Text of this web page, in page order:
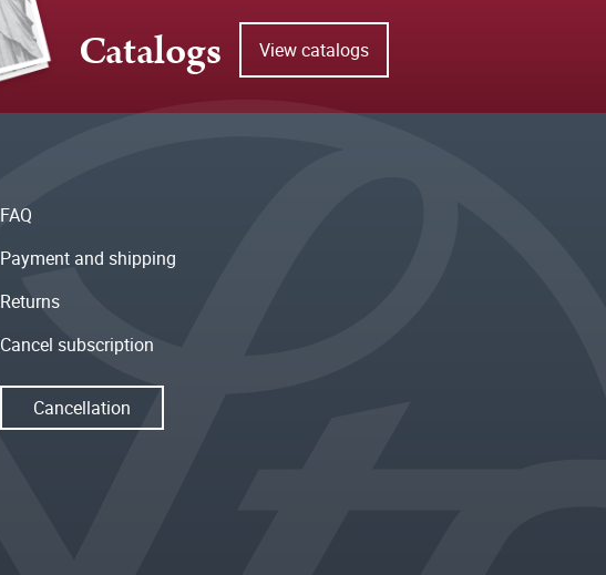
Catalogs View catalogs
FAQ
Payment and shipping
Returns
Cancel subscription
Cancellation